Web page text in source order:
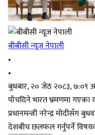
बीबीसी न्यूज नेपाली
•
•
बुधबार, २० जेठ २०८३, ७:०९
पाँचदिने भारत भ्रमणमा गएका
प्रधानमन्त्री नरेन्द्र मोदीसँग
देशबीच छलफल गर्नुपर्ने